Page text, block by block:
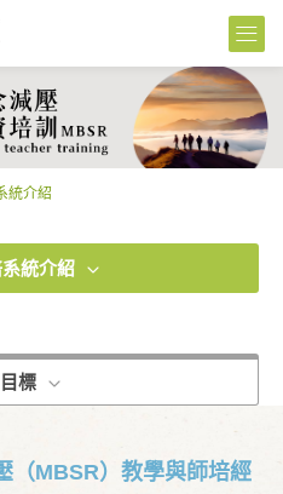
統介紹
培系統介紹
標
（MBSR）教學與師培經